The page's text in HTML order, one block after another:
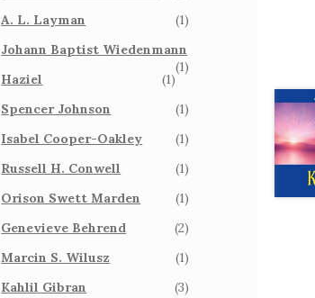
A. L. Layman
(1)
Johann Baptist Wiedenmann
(1)
Haziel
(1)
Spencer Johnson
(1)
Isabel Cooper-Oakley
(1)
Russell H. Conwell
(1)
Orison Swett Marden
(1)
Genevieve Behrend
(2)
Marcin S. Wilusz
(1)
Kahlil Gibran
(3)